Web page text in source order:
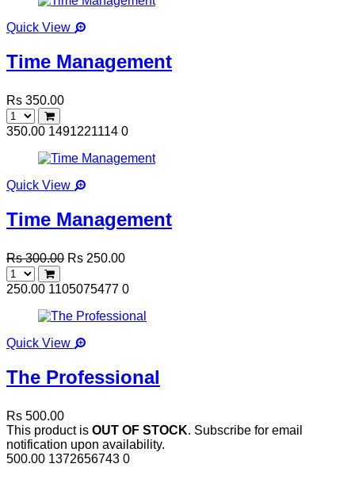
Quick View
Time Management
Rs 350.00
350.00 1491221114 0
Quick View
Time Management
Rs 300.00 Rs 250.00
250.00 1105075477 0
Quick View
The Professional
Rs 500.00
This product is OUT OF STOCK. Subscribe for email
notification upon availability.
500.00 1372656743 0